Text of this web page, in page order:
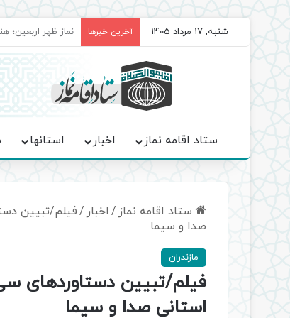
شنبه, 17 مرداد 1405 آخرین خبرها برگزاری باشکوه
ستاد اقامه نماز اخبار استانها
ستاد اقامه نماز / اخبار /فیلم/تبیین
صدا و سيما
مازندران
فیلم/تبیین دستاوردهای سی
استانی صدا و سيما